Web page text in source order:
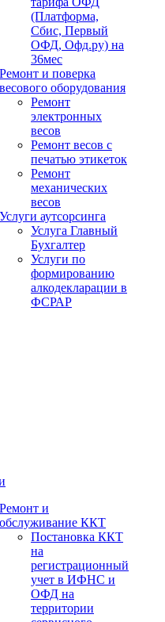
(Платформа,
Сбис, Первый
ОФД, Офд.ру) на
36мес
Ремонт и поверка
весового оборудования
Ремонт
электронных
весов
Ремонт весов с
печатью этикеток
Ремонт
механических
весов
Услуги аутсорсинга
Услуга Главный
Бухгалтер
Услуги по
формированию
алкодекларации в
ФСРАР
Ремонт и
обслуживание ККТ
Постановка ККТ
на
регистрационный
учет в ИФНС и
ОФД на
территории